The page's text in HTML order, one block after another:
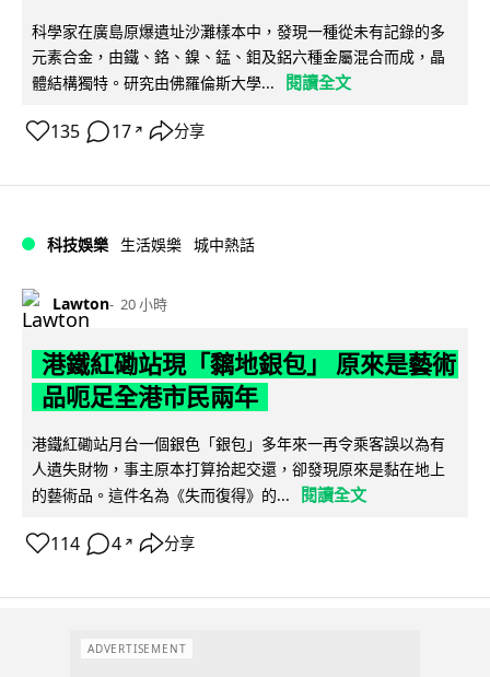
科學家在廣島原爆遺址沙灘樣本中，發現一種從未有記錄的多
元素合金，由鐵、鉻、鎳、錳、鉬及鋁六種金屬混合而成，晶
體結構獨特。研究由佛羅倫斯大學...
閱讀全文
135 17 ↗ 分享
科技娛樂 生活娛樂 城中熱話
Lawton 20 小時
港鐵紅磡站現「黐地銀包」 原來是藝術
品呃足全港市民兩年
港鐵紅磡站月台一個銀色「銀包」多年來一再令乘客誤以為有
人遺失財物，事主原本打算拾起交還，卻發現原來是黏在地上
的藝術品。這件名為《失而復得》的...
閱讀全文
114 4 ↗ 分享
ADVERTISEMENT